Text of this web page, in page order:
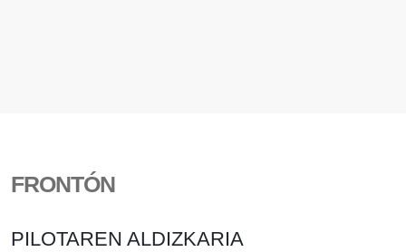
FRONTÓN
PILOTAREN ALDIZKARIA